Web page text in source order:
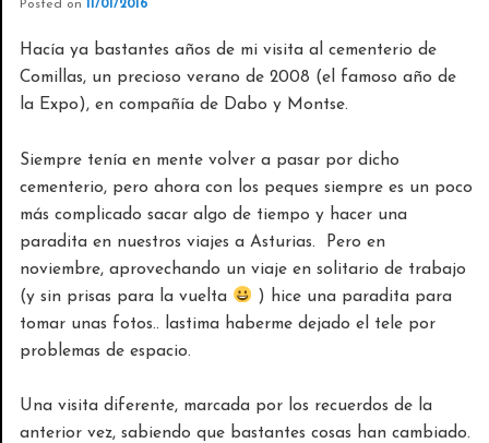
Posted on11/01/2016
Hacía ya bastantes años de mi visita al cementerio de
Comillas, un precioso verano de 2008 (el famoso año de
la Expo), en compañía de Dabo y Montse.
Siempre tenía en mente volver a pasar por dicho
cementerio, pero ahora con los peques siempre es un poco
más complicado sacar algo de tiempo y hacer una
paradita en nuestros viajes a Asturias. Pero en
noviembre, aprovechando un viaje en solitario de trabajo
(y sin prisas para la vuelta
) hice una paradita para
tomar unas fotos.. lastima haberme dejado el tele por
problemas de espacio.
Una visita diferente, marcada por los recuerdos de la
anterior vez, sabiendo que bastantes cosas han cambiado.